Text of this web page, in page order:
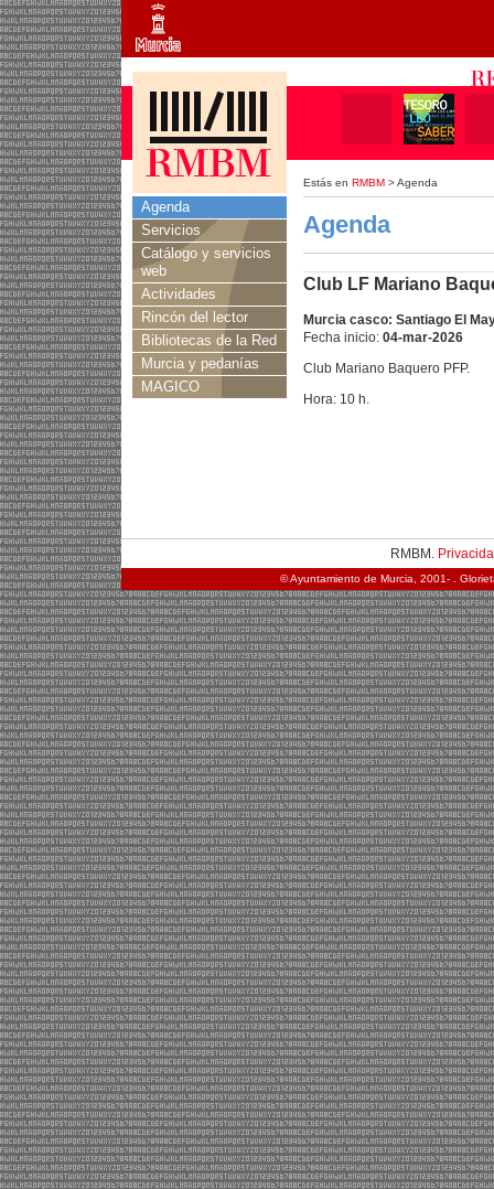
Estás en RMBM > Agenda
Agenda
Servicios
Catálogo y servicios
web
Actividades
Rincón del lector
Bibliotecas de la Red
Murcia y pedanías
MAGICO
Agenda
Club LF Mariano
Murcia casco: Santiago El
Fecha inicio: 04-mar-2026
Club Mariano Baquero PFP.
Hora: 10 h.
RMBM.
© Ayuntamiento de Murcia, 2001- .